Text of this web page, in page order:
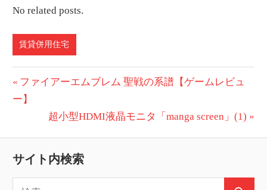
No related posts.
賃貸併用住宅
投
稿
ビ
ゲ
前
の
ファイアーエムブレム 聖戦の系譜【ゲームレビュ
ー】
次
投
稿:
超小型HDMI液晶モニタ「manga screen」(1)
サイト内検索